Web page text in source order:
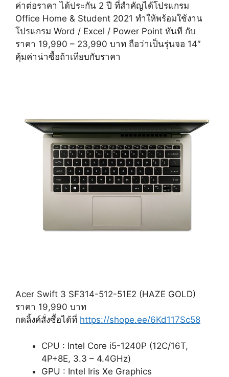
ค่าต่อราคา ได้ประกัน 2 ปี ที่สำคัญได้โปรแกรม
Office Home & Student 2021 ทำให้พร้อมใช้งาน
โปรแกรม Word / Excel / Power Point ทันที กับ
ราคา 19,990 – 23,990 บาท ถือว่าเป็นรุ่นจอ 14″
คุ้มค่าน่าซื้อถ้าเทียบกับราคา
Acer Swift 3 SF314-512-51E2 (HAZE GOLD)
ราคา 19,990 บาท
กดลิ้งค์สั่งซื้อได้ที่ https://shope.ee/6Kd117Sc58
CPU : Intel Core i5-1240P (12C/16T,
4P+8E, 3.3 – 4.4GHz)
GPU : Intel Iris Xe Graphics